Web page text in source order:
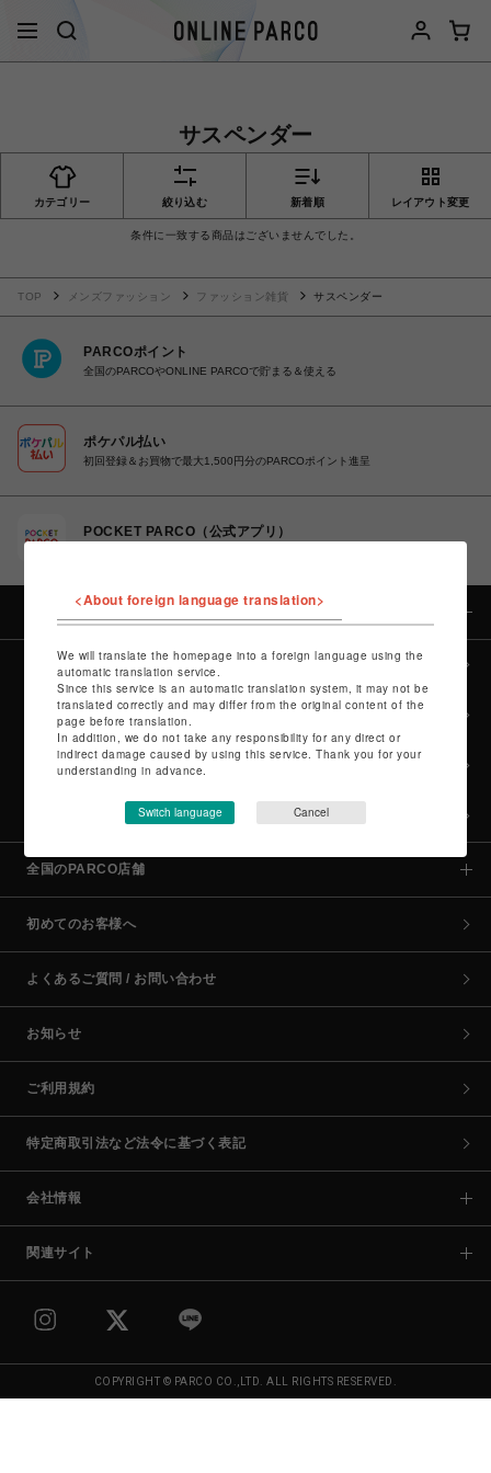
サスペンダー
カテゴリー 絞り込む 新着順 レイアウト変更
条件に一致する商品はございませんでした。
TOP メンズファッション ファッション雑貨 サスペンダー
PARCOポイント
全国のPARCOやONLINE PARCOで貯まる＆使える
ポケパル払い
初回登録＆お買物で最大1,500円分のPARCOポイント進呈
POCKET PARCO（公式アプリ）
全カテゴリーから探す
culture TOP
POP-UP SHOP TOP
PARCO GAMES TOP
全国のPARCO店舗
初めてのお客様へ
よくあるご質問 / お問い合わせ
お知らせ
ご利用規約
特定商取引法など法令に基づく表記
会社情報
関連サイト
COPYRIGHT © PARCO CO.,LTD. ALL RIGHTS RESERVED.
<About foreign language translation>
We will translate the homepage into a foreign language using the
automatic translation service.
Since this service is an automatic translation system, it may not be
translated correctly and may differ from the original content of the
page before translation.
In addition, we do not take any responsibility for any direct or
indirect damage caused by using this service. Thank you for your
understanding in advance.
Switch language Cancel